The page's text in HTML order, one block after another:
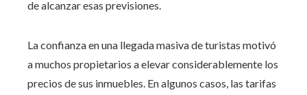
de alcanzar esas previsiones.
La confianza en una llegada masiva de turistas motivó
a muchos propietarios a elevar considerablemente los
precios de sus inmuebles. En algunos casos, las tarifas